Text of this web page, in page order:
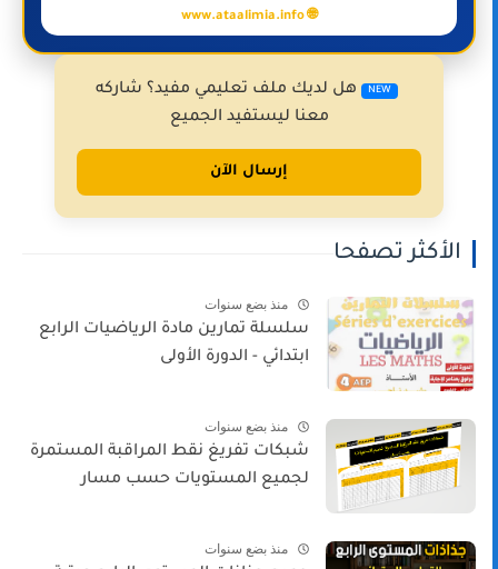
🌐 www.ataalimia.info
NEW
هل لديك ملف تعليمي مفيد؟ شاركه
معنا ليستفيد الجميع
إرسال الآن
الأكثر تصفحا
منذ بضع سنوات
سلسلة تمارين مادة الرياضيات الرابع
ابتدائي - الدورة الأولى
منذ بضع سنوات
شبكات تفريغ نقط المراقبة المستمرة
لجميع المستويات حسب مسار
منذ بضع سنوات